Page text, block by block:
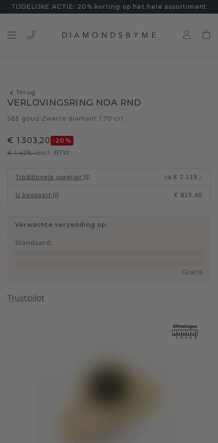
TIJDELIJKE ACTIE: 20% korting op het hele assortiment
Terug
VERLOVINGSRING NOA RND
585 goud Zwarte diamant 1.70 crt
€ 1.303,20 -20 %
€ 1.629,-excl. BTW
Traditionele juwelier: ca.€ 2.119,-
U bespaart: € 815,80
Verwachte verzending op:
Standaard :
Gratis
Trustpilot